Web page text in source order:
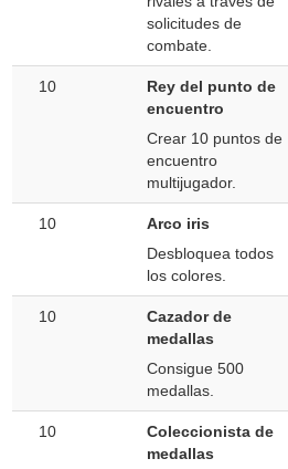
solicitudes de
combate.
10
Rey del punto de
encuentro
Crear 10 puntos de
encuentro
multijugador.
10
Arco iris
Desbloquea todos
los colores.
10
Cazador de
medallas
Consigue 500
medallas.
10
Coleccionista de
medallas